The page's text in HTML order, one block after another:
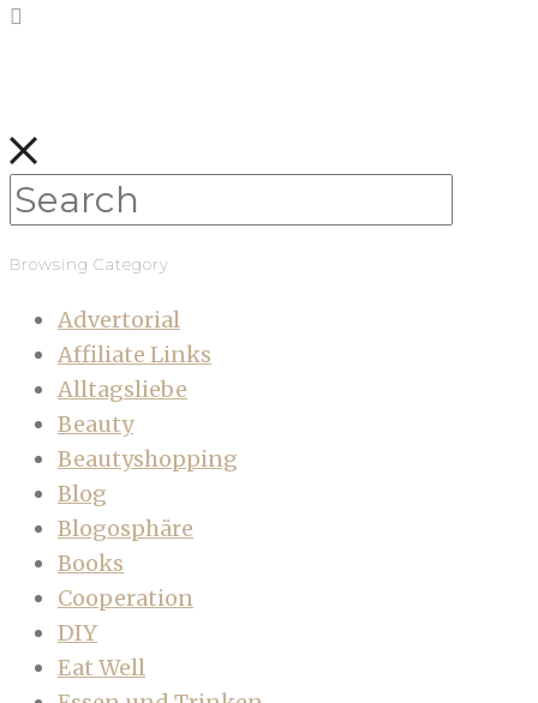
Browsing Category
Advertorial
Affiliate Links
Alltagsliebe
Beauty
Beautyshopping
Blog
Blogosphäre
Books
Cooperation
DIY
Eat Well